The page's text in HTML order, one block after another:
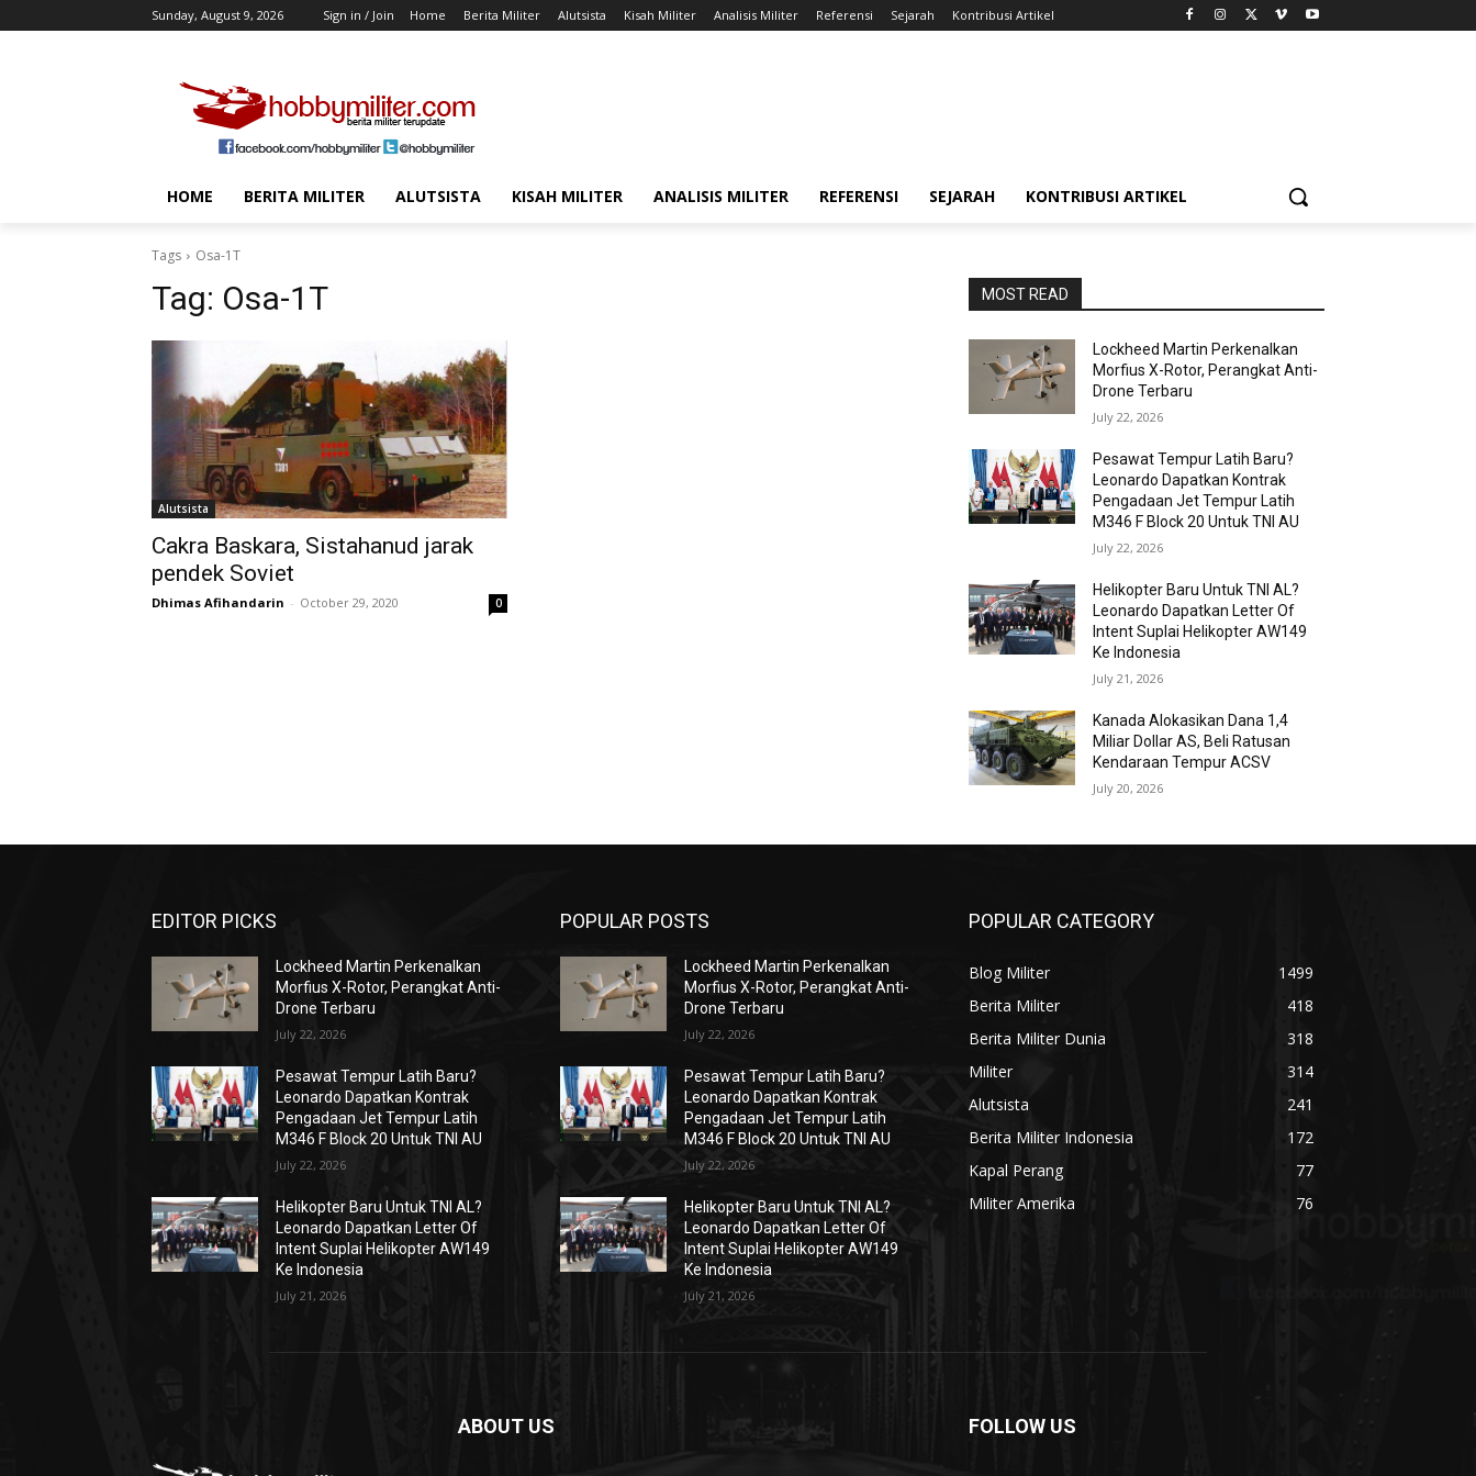
Sunday, August 9, 2026 Sign in / Join Home Berita Militer Alutsista Kisah Militer Analisis Militer Referensi Sejarah Kontribusi Artikel
HOME BERITA MILITER ALUTSISTA KISAH MILITER ANALISIS MILITER REFERENSI SEJARAH KONTRIBUSI ARTIKEL
Tags Osa-1T
Tag: Osa-1T
Alutsista
Cakra Baskara, Sistahanud jarak
pendek Soviet
Dhimas Afihandarin - October 29, 2020 0
MOST READ
Lockheed Martin Perkenalkan
Morfius X-Rotor, Perangkat Anti-
Drone Terbaru
July 22, 2026
Pesawat Tempur Latih Baru?
Leonardo Dapatkan Kontrak
Pengadaan Jet Tempur Latih
M346 F Block 20 Untuk TNI AU
July 22, 2026
Helikopter Baru Untuk TNI AL?
Leonardo Dapatkan Letter Of
Intent Suplai Helikopter AW149
Ke Indonesia
July 21, 2026
Kanada Alokasikan Dana 1,4
Miliar Dollar AS, Beli Ratusan
Kendaraan Tempur ACSV
July 20, 2026
EDITOR PICKS
Lockheed Martin Perkenalkan
Morfius X-Rotor, Perangkat Anti-
Drone Terbaru
July 22, 2026
Pesawat Tempur Latih Baru?
Leonardo Dapatkan Kontrak
Pengadaan Jet Tempur Latih
M346 F Block 20 Untuk TNI AU
July 22, 2026
Helikopter Baru Untuk TNI AL?
Leonardo Dapatkan Letter Of
Intent Suplai Helikopter AW149
Ke Indonesia
July 21, 2026
POPULAR POSTS
Lockheed Martin Perkenalkan
Morfius X-Rotor, Perangkat Anti-
Drone Terbaru
July 22, 2026
Pesawat Tempur Latih Baru?
Leonardo Dapatkan Kontrak
Pengadaan Jet Tempur Latih
M346 F Block 20 Untuk TNI AU
July 22, 2026
Helikopter Baru Untuk TNI AL?
Leonardo Dapatkan Letter Of
Intent Suplai Helikopter AW149
Ke Indonesia
July 21, 2026
POPULAR CATEGORY
Blog Militer
1499
Berita Militer
418
Berita Militer Dunia
318
Militer
314
Alutsista
241
Berita Militer Indonesia
172
Kapal Perang
77
Militer Amerika
76
ABOUT US FOLLOW US